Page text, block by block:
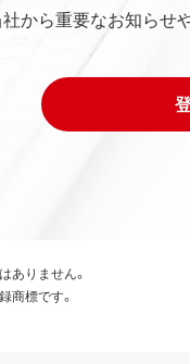
から重要なお知らせ
ありません。
商標です。